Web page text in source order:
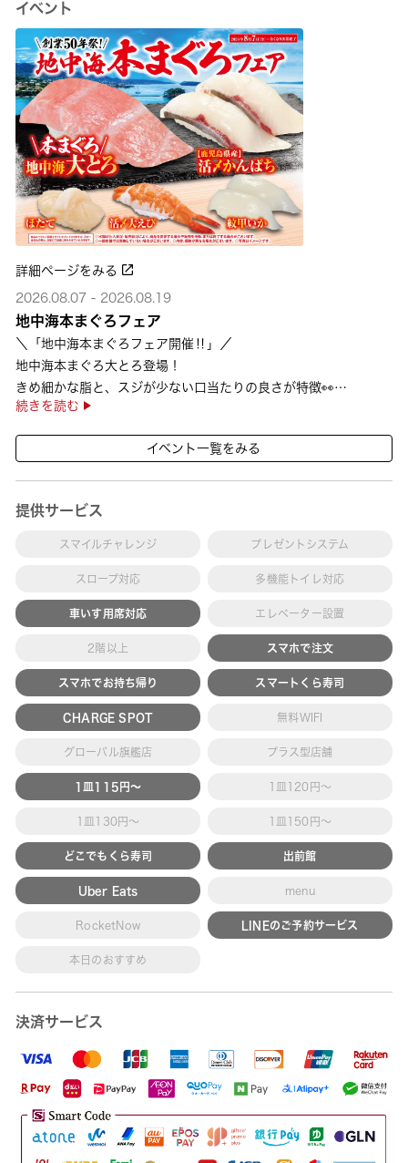
イベント
詳細ページをみる
2026.08.07 - 2026.08.19
地中海本まぐろフェア
＼「地中海本まぐろフェア開催‼」／
地中海本まぐろ大とろ登場！
きめ細かな脂と、スジが少ない口当たりの良さが特徴👀
さらに、鹿児島で育った高級魚【鹿児島県産活〆かんぱち】など
続きを読む
イベント一覧をみる
提供サービス
スマイルチャレンジ プレゼントシステム
スロープ対応 多機能トイレ対応
車いす用席対応 エレベーター設置
2階以上 スマホで注文
スマホでお持ち帰り スマートくら寿司
CHARGE SPOT 無料WIFI
グローバル旗艦店 プラス型店舗
1皿115円～ 1皿120円～
1皿130円～ 1皿150円～
どこでもくら寿司 出前館
Uber Eats menu
RocketNow LINEのご予約サービス
本日のおすすめ
決済サービス